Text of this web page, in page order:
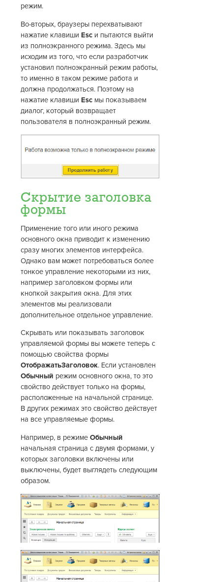
режим.
Во-вторых, браузеры перехватывают
нажатие клавиши Esc и пытаются выйти
из полноэкранного режима. Здесь мы
исходим из того, что если разработчик
установил полноэкранный режим работы,
то именно в таком режиме работа и
должна продолжаться. Поэтому на
нажатие клавиши Esc мы показываем
диалог, который возвращает
пользователя в полноэкранный режим.
Скрытие заголовка
формы
Применение того или иного режима
основного окна приводит к изменению
сразу многих элементов интерфейса.
Однако вам может потребоваться более
тонкое управление некоторыми из них,
например заголовком формы или
кнопкой закрытия окна. Для этих
элементов мы реализовали
дополнительное отдельное управление.
Скрывать или показывать заголовок
управляемой формы вы можете теперь с
помощью свойства формы
ОтображатьЗаголовок. Если установлен
Обычный режим основного окна, то это
свойство действует только на формы,
расположенные на начальной странице.
В других режимах это свойство действует
на все управляемые формы.
Например, в режимеОбычный
начальная страница с двумя формами, у
которых заголовки включены или
выключены, будет выглядеть следующим
образом.